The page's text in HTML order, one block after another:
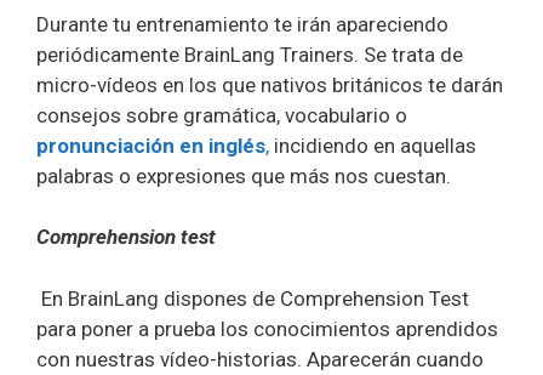
Durante tu entrenamiento te irán apareciendo
periódicamente BrainLang Trainers. Se trata de
micro-vídeos en los que nativos británicos te darán
consejos sobre gramática, vocabulario o
pronunciación en inglés, incidiendo en aquellas
palabras o expresiones que más nos cuestan.
Comprehension test
En BrainLang dispones de Comprehension Test
para poner a prueba los conocimientos aprendidos
con nuestras vídeo-historias. Aparecerán cuando